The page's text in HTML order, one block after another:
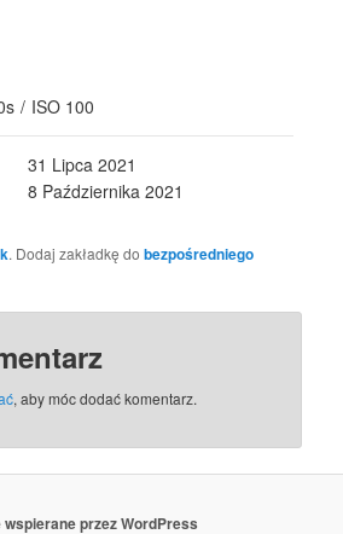
/ ISO 100
31 Lipca 2021
8 Października 2021
. Dodaj zakładkę dobezpośredniego
, aby móc dodać komentarz.
wspierane przez WordPress